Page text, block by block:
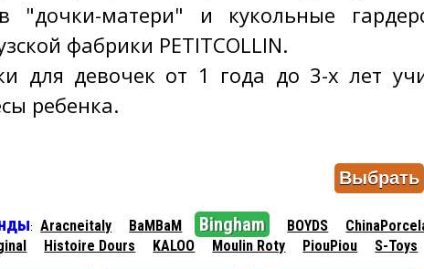
"дочки-матери" и кукольные
фабрики PETITCOLLIN.
для девочек от 1 года до 3-х лет
ребенка.
: Aracneitaly BaMBaM Bingham BOYDS
Histoire Dours KALOO Moulin Roty PiouPiou S-Toys